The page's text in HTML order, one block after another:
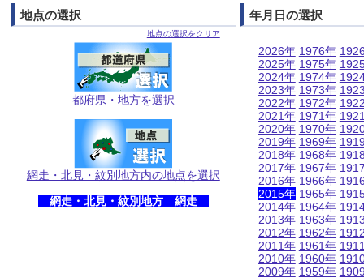
地点の選択
地点の選択をクリア
都府県・地方を選択
網走・北見・紋別地方内の地点を選択
網走・北見・紋別地方 網走
年月日の選択
2026年
2025年
2024年
2023年
2022年
2021年
2020年
2019年
2018年
2017年
2016年
2015年
2014年
2013年
2012年
2011年
2010年
2009年
1976年
1975年
1974年
1973年
1972年
1971年
1970年
1969年
1968年
1967年
1966年
1965年
1964年
1963年
1962年
1961年
1960年
1959年